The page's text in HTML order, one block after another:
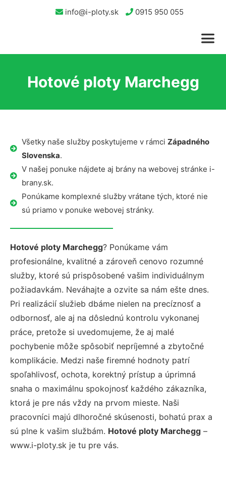
info@i-ploty.sk 0915 950 055
Hotové ploty Marchegg
Všetky naše služby poskytujeme v rámci Západného
Slovenska.
V našej ponuke nájdete aj brány na webovej stránke i-
brany.sk.
Ponúkame komplexné služby vrátane tých, ktoré nie
sú priamo v ponuke webovej stránky.
Hotové ploty Marchegg? Ponúkame vám
profesionálne, kvalitné a zároveň cenovo rozumné
služby, ktoré sú prispôsobené vašim individuálnym
požiadavkám. Neváhajte a ozvite sa nám ešte dnes.
Pri realizácií služieb dbáme nielen na precíznosť a
odbornosť, ale aj na dôslednú kontrolu vykonanej
práce, pretože si uvedomujeme, že aj malé
pochybenie môže spôsobiť nepríjemné a zbytočné
komplikácie. Medzi naše firemné hodnoty patrí
spoľahlivosť, ochota, korektný prístup a úprimná
snaha o maximálnu spokojnosť každého zákazníka,
ktorá je pre nás vždy na prvom mieste. Naši
pracovníci majú dlhoročné skúsenosti, bohatú prax a
sú plne k vašim službám. Hotové ploty Marchegg –
www.i-ploty.sk je tu pre vás.